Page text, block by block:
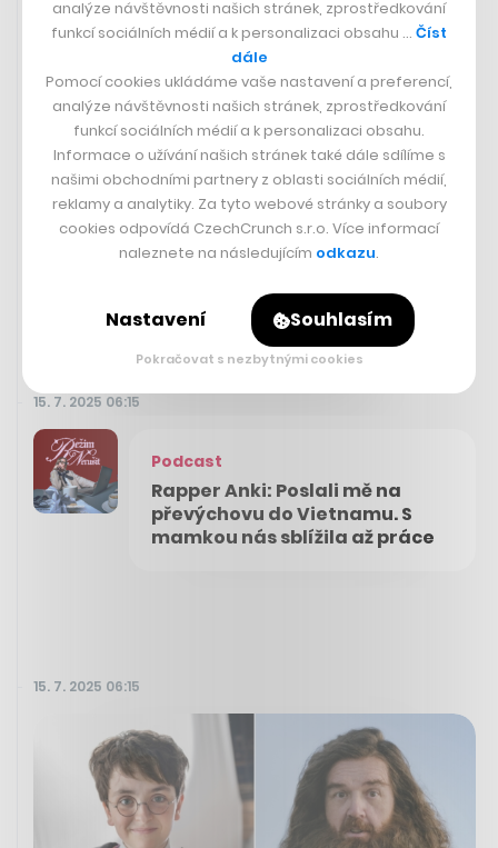
Začínal s ostrahou hotelů a chránil
zatopený Hilton. Z punkových
rozjezdů je miliardová rodinná
skupina
15. 7. 2025 06:15
Podcast
Rapper Anki: Poslali mě na
převýchovu do Vietnamu. S
mamkou nás sblížila až práce
15. 7. 2025 06:15
analýze návštěvnosti našich stránek, zprostředkování
funkcí sociálních médií a k personalizaci obsahu … Číst
dále
Pomocí cookies ukládáme vaše nastavení a preferencí,
analýze návštěvnosti našich stránek, zprostředkování
funkcí sociálních médií a k personalizaci obsahu.
Informace o užívání našich stránek také dále sdílíme s
našimi obchodními partnery z oblasti sociálních médií,
reklamy a analytiky. Za tyto webové stránky a soubory
cookies odpovídá CzechCrunch s.r.o. Více informací
naleznete na následujícím odkazu.
Nastavení Souhlasím
Pokračovat s nezbytnými cookies